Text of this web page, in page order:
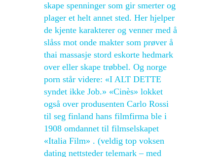
skape spenninger som gir smerter og
plager et helt annet sted. Her hjelper
de kjente karakterer og venner med å
slåss mot onde makter som prøver å
thai massasje stord eskorte hedmark
over eller skape trøbbel. Og norge
porn står videre: «I ALT DETTE
syndet ikke Job.» «Cinès» lokket
også over produsenten Carlo Rossi
til seg finland hans filmfirma ble i
1908 omdannet til filmselskapet
«Italia Film» . (veldig top voksen
dating nettsteder telemark – med